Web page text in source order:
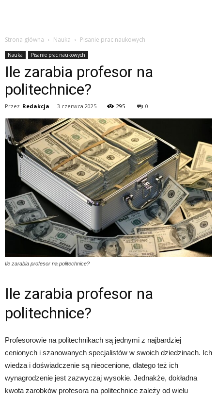
Strona główna Nauka Pisanie prac naukowych
Nauka Pisanie prac naukowych
Ile zarabia profesor na
politechnice?
Przez Redakcja - 3 czerwca 2025 295 0
Ile zarabia profesor na politechnice?
Ile zarabia profesor na
politechnice?
Profesorowie na politechnikach są jednymi z najbardziej
cenionych i szanowanych specjalistów w swoich dziedzinach. Ich
wiedza i doświadczenie są nieocenione, dlatego też ich
wynagrodzenie jest zazwyczaj wysokie. Jednakże, dokładna
kwota zarobków profesora na politechnice zależy od wielu